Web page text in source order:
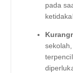
pada